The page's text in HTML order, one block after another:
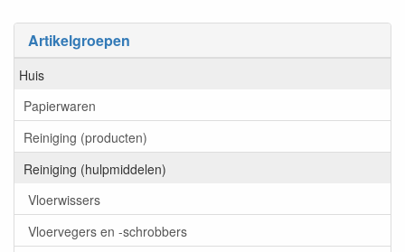
Artikelgroepen
Huis
Papierwaren
Reiniging (producten)
Reiniging (hulpmiddelen)
Vloerwissers
Vloervegers en -schrobbers